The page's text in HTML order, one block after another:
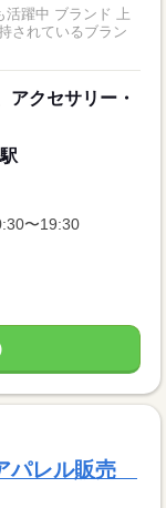
躍中 ブランド 上
されているブラン
アクセサリー・
〜19:30
パレル販売